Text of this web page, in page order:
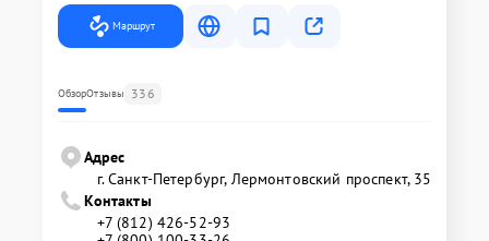
Маршрут
ОбзорОтзывы 336
Адрес
г. Санкт-Петербург, Лермонтовский проспект, 35
Контакты
+7 (812) 426-52-93